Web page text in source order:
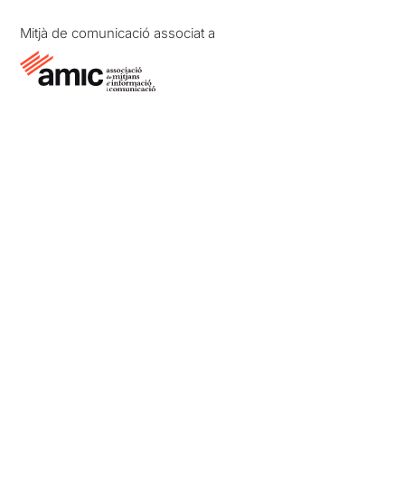
Mitjà de comunicació associat a